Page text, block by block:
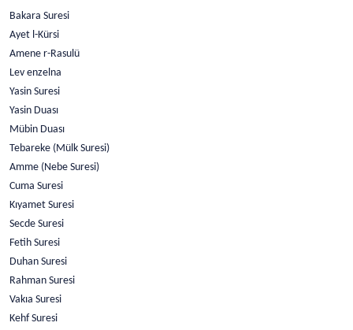
Bakara Suresi
Ayet l-Kürsi
Amene r-Rasulü
Lev enzelna
Yasin Suresi
Yasin Duası
Mübin Duası
Tebareke (Mülk Suresi)
Amme (Nebe Suresi)
Cuma Suresi
Kıyamet Suresi
Secde Suresi
Fetih Suresi
Duhan Suresi
Rahman Suresi
Vakıa Suresi
Kehf Suresi